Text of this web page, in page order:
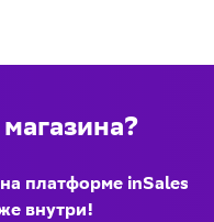
платформе inSales
внутри!